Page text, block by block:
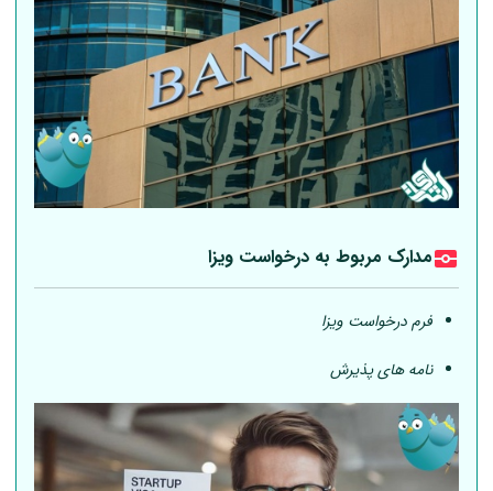
مدارک مربوط به درخواست ویزا
فرم درخواست ویزا
نامه های پذیرش